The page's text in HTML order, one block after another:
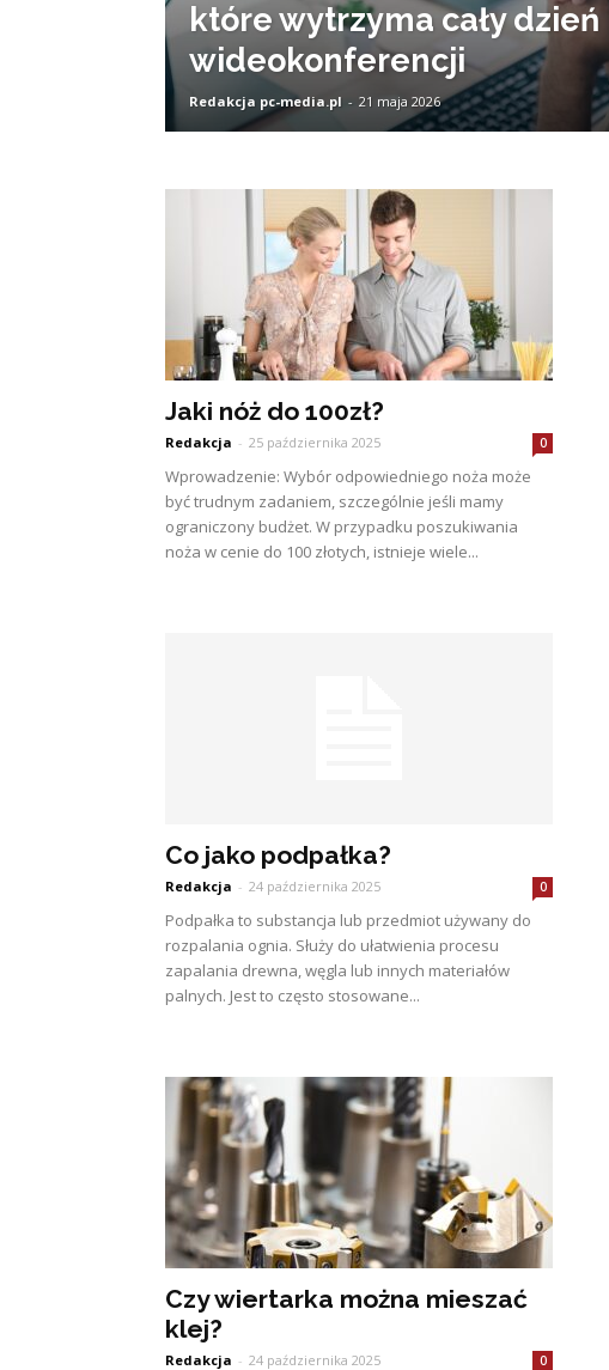
które wytrzyma cały dzień
wideokonferencji
Redakcja pc-media.pl - 21 maja 2026
Jaki nóż do 100zł?
Redakcja - 25 października 2025 0
Wprowadzenie: Wybór odpowiedniego noża może
być trudnym zadaniem, szczególnie jeśli mamy
ograniczony budżet. W przypadku poszukiwania
noża w cenie do 100 złotych, istnieje wiele...
Co jako podpałka?
Redakcja - 24 października 2025 0
Podpałka to substancja lub przedmiot używany do
rozpalania ognia. Służy do ułatwienia procesu
zapalania drewna, węgla lub innych materiałów
palnych. Jest to często stosowane...
Czy wiertarka można mieszać
klej?
Redakcja - 24 października 2025 0